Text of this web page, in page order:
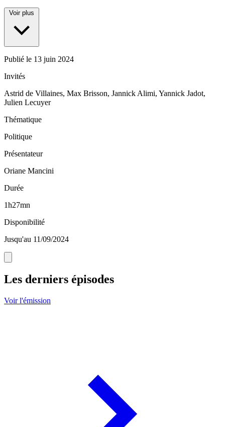
Voir plus
Publié le 13 juin 2024
Invités
Astrid de Villaines, Max Brisson, Jannick Alimi, Yannick Jadot,
Julien Lecuyer
Thématique
Politique
Présentateur
Oriane Mancini
Durée
1h27mn
Disponibilité
Jusqu'au 11/09/2024
Les derniers épisodes
Voir l'émission